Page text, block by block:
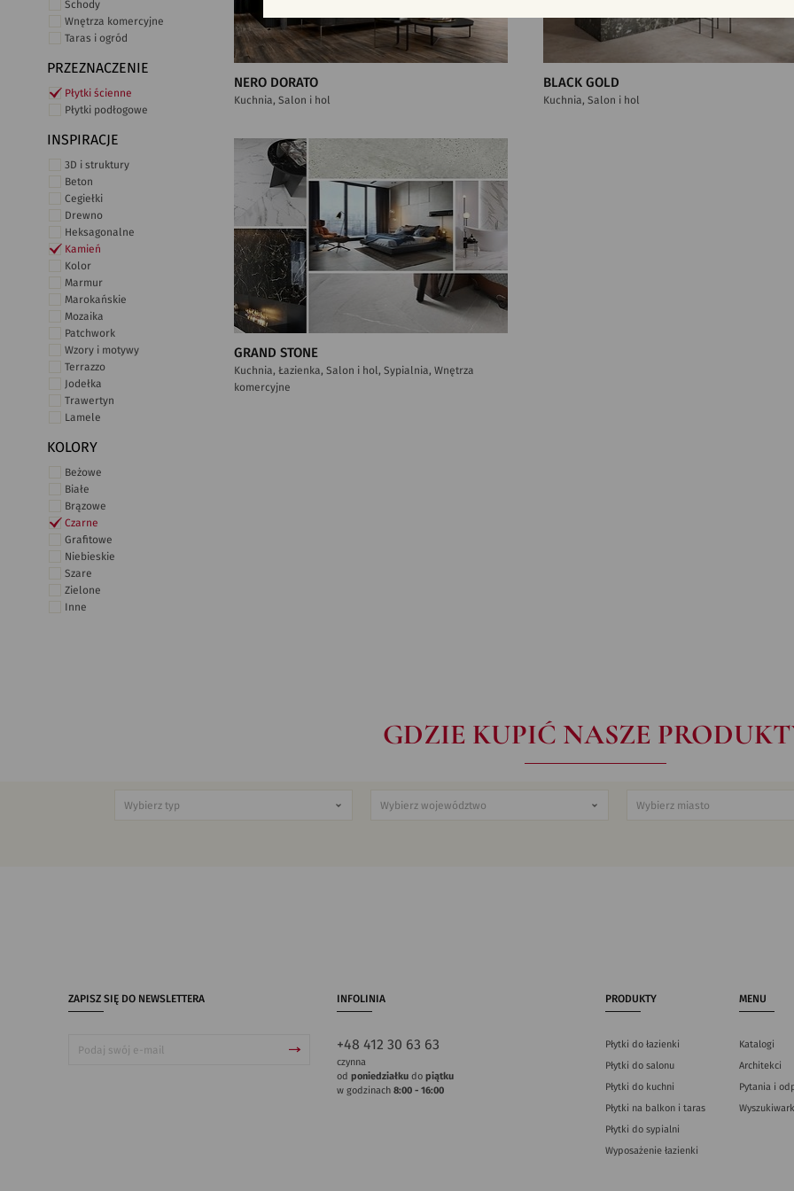
Schody
Wnętrza komercyjne
Taras i ogród
PRZEZNACZENIE
Płytki ścienne
Płytki podłogowe
INSPIRACJE
3D i struktury
Beton
Cegiełki
Drewno
Heksagonalne
Kamień
Kolor
Marmur
Marokańskie
Mozaika
Patchwork
Wzory i motywy
Terrazzo
Jodełka
Trawertyn
Lamele
KOLORY
Beżowe
Białe
Brązowe
Czarne
Grafitowe
Niebieskie
Szare
Zielone
Inne
NERO DORATO
Kuchnia, Salon i hol
BLACK GOLD
Kuchnia, Salon i hol
GRAND STONE
Kuchnia, Łazienka, Salon i hol, Sypialnia, Wnętrza
komercyjne
GDZIE KUPIĆ NASZE
ZAPISZ SIĘ DO NEWSLETTERA INFOLINIA
+48 412 30 63 63
czynna
od poniedziałkudo piątku
w godzinach 8:00 - 16:00
PRODUKTY
Płytki do łazienki
Płytki do salonu
Płytki do kuchni
Płytki na balkon i taras
Płytki do sypialni
Wyposażenie łazienki
MENU
Katalogi
Architekci
Pytania i